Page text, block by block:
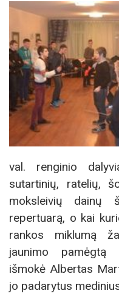
val. renginio
sutartinių, ratelių,
moksleivių dainų
repertuarą, o kai
rankos miklumą
jaunimo pamėgtą
išmokė Albertas
jo padarytus